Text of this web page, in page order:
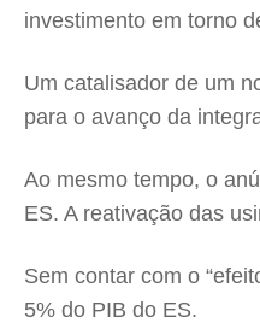
investimento em torno
Um catalisador de um
para o avanço da
Ao mesmo tempo, o
ES. A reativação das
Sem contar com o
5% do PIB do ES.